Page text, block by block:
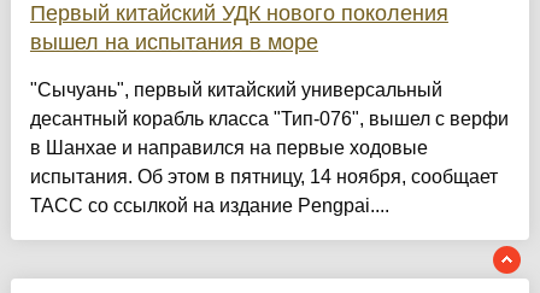
Первый китайский УДК нового поколения
вышел на испытания в море
"Сычуань", первый китайский универсальный
десантный корабль класса "Тип-076", вышел с верфи
в Шанхае и направился на первые ходовые
испытания. Об этом в пятницу, 14 ноября, сообщает
ТАСС со ссылкой на издание Pengpai....